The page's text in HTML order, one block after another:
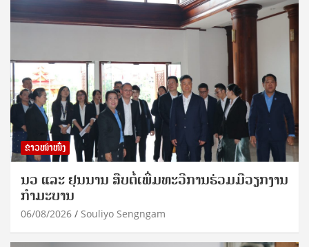
ຂ່າວໜ້າໜຶ່ງ
ນວ ແລະ ຢຸນນານ ສືບຕໍ່ເພີ່ມທະວີການຮ່ວມມືວຽກງານ
ກຳມະບານ
06/08/2026 Souliyo Sengngam